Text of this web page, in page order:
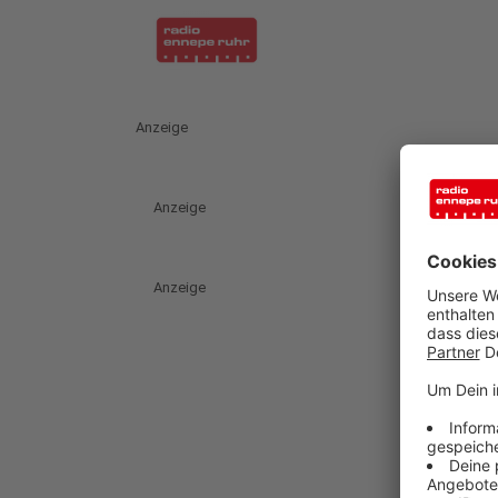
Anzeige
Anzeige
Anzeige